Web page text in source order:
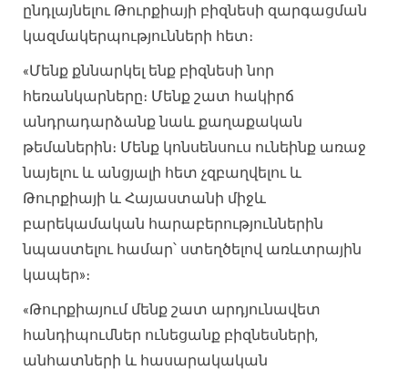
ընդլայնելու Թուրքիայի բիզնեսի զարգացման
կազմակերպությունների հետ։
«Մենք քննարկել ենք բիզնեսի նոր
հեռանկարները։ Մենք շատ հակիրճ
անդրադարձանք նաև քաղաքական
թեմաներին։ Մենք կոնսենսուս ունեինք առաջ
նայելու և անցյալի հետ չզբաղվելու և
Թուրքիայի և Հայաստանի միջև
բարեկամական հարաբերություններին
նպաստելու համար՝ ստեղծելով առևտրային
կապեր»։
«Թուրքիայում մենք շատ արդյունավետ
հանդիպումներ ունեցանք բիզնեսների,
անհատների և հասարակական